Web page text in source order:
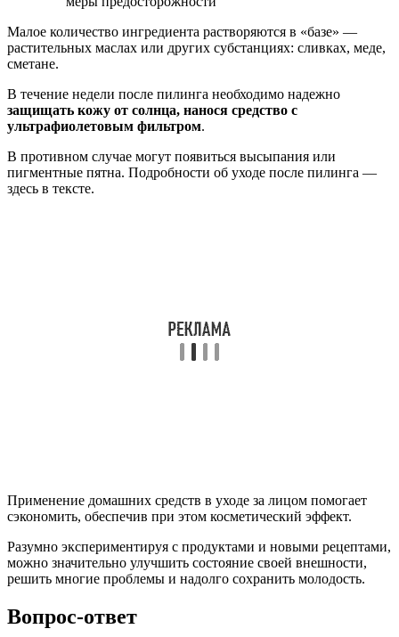
Малое количество ингредиента растворяются в «базе» —
растительных маслах или других субстанциях: сливках, меде,
сметане.
В течение недели после пилинга необходимо надежно
защищать кожу от солнца, нанося средство с
ультрафиолетовым фильтром.
В противном случае могут появиться высыпания или
пигментные пятна. Подробности об уходе после пилинга —
здесь в тексте.
Применение домашних средств в уходе за лицом помогает
сэкономить, обеспечив при этом косметический эффект.
Разумно экспериментируя с продуктами и новыми рецептами,
можно значительно улучшить состояние своей внешности,
решить многие проблемы и надолго сохранить молодость.
Вопрос-ответ